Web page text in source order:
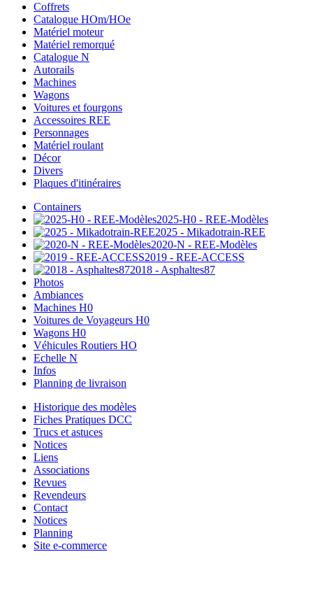
Coffrets
Catalogue HOm/HOe
Matériel moteur
Matériel remorqué
Catalogue N
Autorails
Machines
Wagons
Voitures et fourgons
Accessoires REE
Personnages
Matériel roulant
Décor
Divers
Plaques d'itinéraires
Containers
2025-H0 - REE-Modèles
2025 - Mikadotrain-REE
2020-N - REE-Modèles
2019 - REE-ACCESS
2018 - Asphaltes87
Photos
Ambiances
Machines H0
Voitures de Voyageurs H0
Wagons H0
Véhicules Routiers HO
Echelle N
Infos
Planning de livraison
Historique des modèles
Fiches Pratiques DCC
Trucs et astuces
Notices
Liens
Associations
Revues
Revendeurs
Contact
Notices
Planning
Site e-commerce